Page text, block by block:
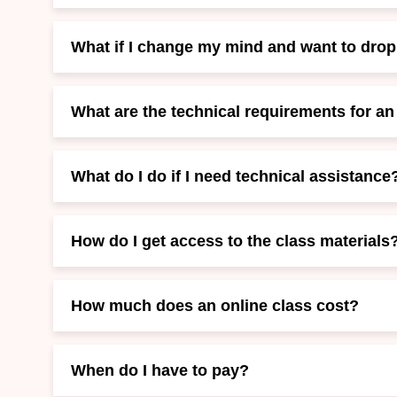
What if I change my mind and want to
What are the technical requirements for
What do I do if I need technical
How do I get access to the class
How much does an online class cost?
When do I have to pay?